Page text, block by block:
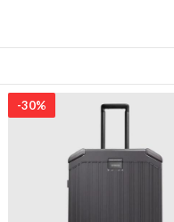
-30%